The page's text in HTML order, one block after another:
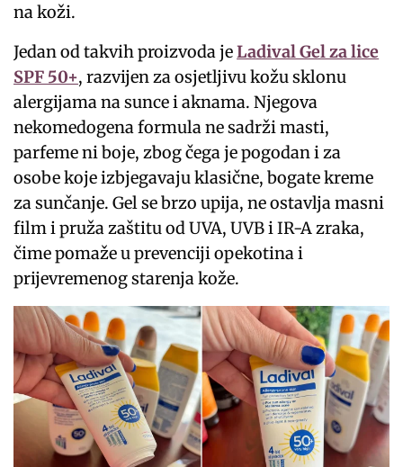
na koži.
Jedan od takvih proizvoda jeLadival Gel za lice
SPF 50+, razvijen za osjetljivu kožu sklonu
alergijama na sunce i aknama. Njegova
nekomedogena formula ne sadrži masti,
parfeme ni boje, zbog čega je pogodan i za
osobe koje izbjegavaju klasične, bogate kreme
za sunčanje. Gel se brzo upija, ne ostavlja masni
film i pruža zaštitu od UVA, UVB i IR-A zraka,
čime pomaže u prevenciji opekotina i
prijevremenog starenja kože.